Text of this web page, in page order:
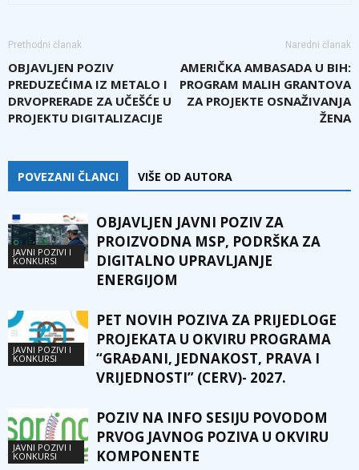
Prethodni članak
OBJAVLJEN POZIV
PREDUZEĆIMA IZ METALO I
DRVOPRERADE ZA UČEŠĆE U
PROJEKTU DIGITALIZACIJE
Naredni članak
AMERIČKA AMBASADA U BIH:
PROGRAM MALIH GRANTOVA
ZA PROJEKTE OSNAŽIVANJA
ŽENA
POVEZANI ČLANCI VIŠE OD AUTORA
JAVNI POZIVI I
KONKURSI
OBJAVLJEN JAVNI POZIV ZA
PROIZVODNA MSP, PODRŠKA ZA
DIGITALNO UPRAVLJANJE
ENERGIJOM
JAVNI POZIVI I
KONKURSI
PET NOVIH POZIVA ZA PRIJEDLOGE
PROJEKATA U OKVIRU PROGRAMA
“GRAĐANI, JEDNAKOST, PRAVA I
VRIJEDNOSTI” (CERV)- 2027.
JAVNI POZIVI I
KONKURSI
POZIV NA INFO SESIJU POVODOM
PRVOG JAVNOG POZIVA U OKVIRU
KOMPONENTE